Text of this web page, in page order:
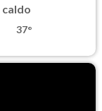
37°